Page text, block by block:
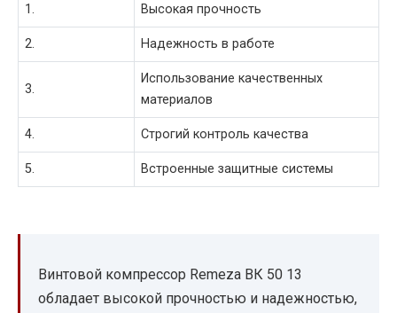
1. Высокая прочность
2. Надежность в работе
3.
Использование качественных
материалов
4. Строгий контроль качества
5. Встроенные защитные системы
Винтовой компрессор Remeza ВК 50 13
обладает высокой прочностью и надежностью,